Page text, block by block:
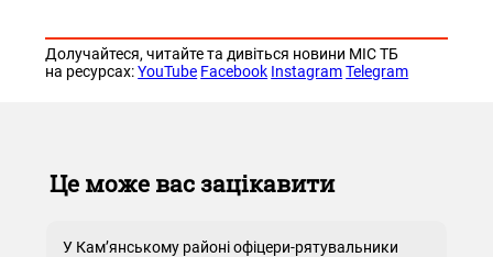
Долучайтеся, читайте та дивіться новини МІС ТБ
на ресурсах:YouTube Facebook Instagram Telegram
Це може вас зацікавити
У Кам’янському районі офіцери-рятувальники